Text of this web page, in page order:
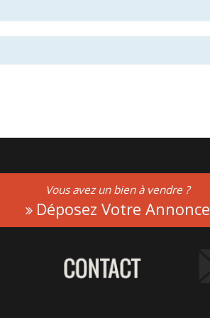
Vous avez un bien à vendre ?
Déposez Votre Annonce